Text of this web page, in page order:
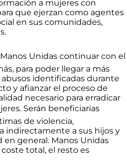
a mujeres con
que ejerzan como agentes
en sus comunidades,
Manos Unidas continuar con el
para poder llegar a más
identificadas durante
y afianzar el proceso de
necesario para erradicar
Serán beneficiarias
de violencia,
indirectamente a sus hijos y
general. Manos Unidas
total, el resto es